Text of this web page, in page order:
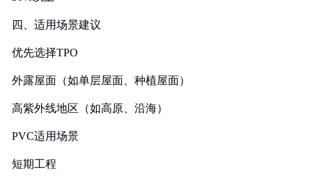
四、适用场景建议
‌优先选择TPO‌
外露屋面（如单层屋面、种植屋面）
高紫外线地区（如高原、沿海）
‌PVC适用场景‌
短期工程